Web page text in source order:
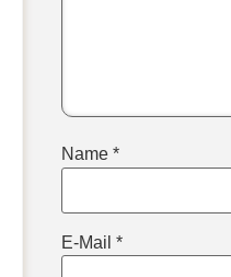
Name *
E-Mail *